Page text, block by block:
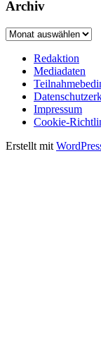
Archiv
Archiv
Redaktion
Mediadaten
Impressum
Cookie-
Erstellt mit